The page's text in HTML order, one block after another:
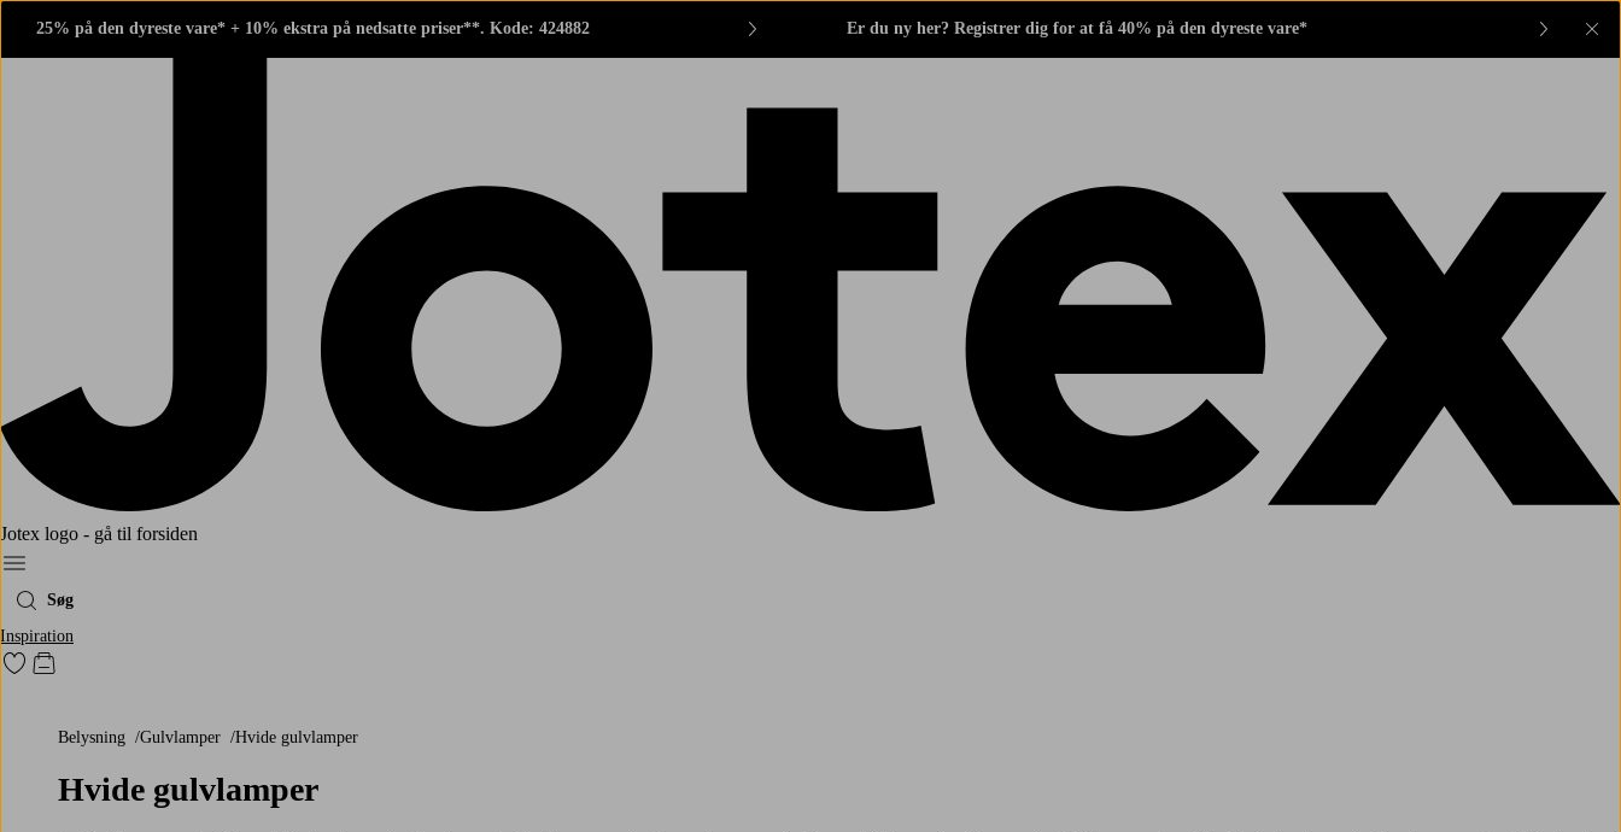
25% på den dyreste vare* + 10% ekstra på nedsatte priser**. Kode: 424882 Er du ny her? Registrer dig for at få 40% på den dyreste vare* Luk
Jotex logo - gå til forsiden
Menu
Søg
Inspiration
Gå til favoritmarkerede produkter
Gå til indkøbskurven
Belysning Gulvlamper Hvide gulvlamper
Hvide gulvlamper